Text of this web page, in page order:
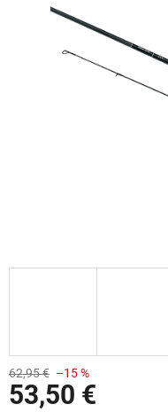
62,95 € –15 %
53,50 €